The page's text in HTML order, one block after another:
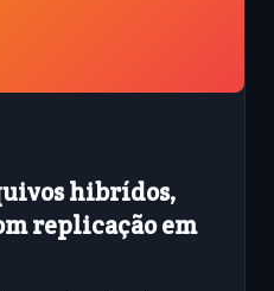
hibrídos,
replicação em